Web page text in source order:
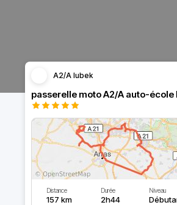
A2/A lubek
Distance
157 km
Durée
2h44
Niveau